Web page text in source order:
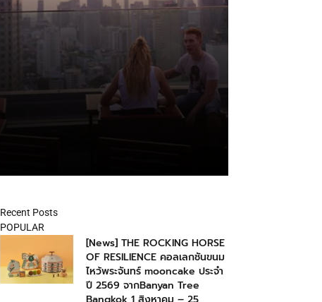
Recent Posts
POPULAR
[News] THE ROCKING HORSE
OF RESILIENCE คอลเลกชันขนม
ไหว้พระจันทร์ mooncake ประจำ
ปี 2569 จากBanyan Tree